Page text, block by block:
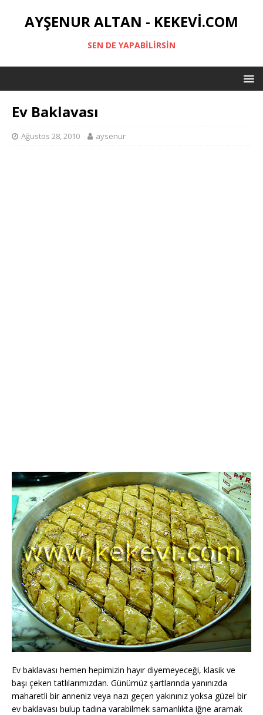
AYŞENUR ALTAN - KEKEVI.COM
SEN DE YAPABILIRSIN
Ev Baklavası
Ağustos 28, 2010 aysenur
Ev baklavası hemen hepimizin hayır diyemeyeceği, klasik ve
başı çeken tatlılarımızdan. Günümüz şartlarında yanınızda
maharetli bir anneniz veya nazı geçen yakınınız yoksa güzel bir
ev baklavası bulup tadına varabilmek samanlıkta iğne aramak